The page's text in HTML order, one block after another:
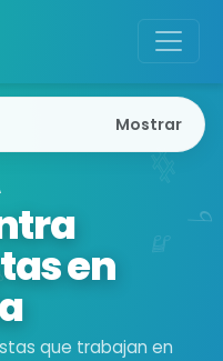
en
que trabajan en
Mostrar